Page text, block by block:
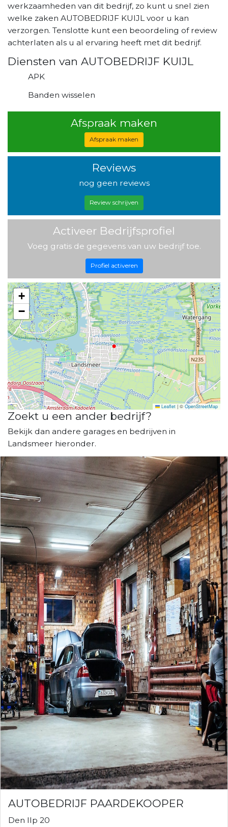
werkzaamheden van dit bedrijf, zo kunt u snel zien
welke zaken AUTOBEDRIJF KUIJL voor u kan
verzorgen. Tenslotte kunt een beoordeling of review
achterlaten als u al ervaring heeft met dit bedrijf.
Diensten van AUTOBEDRIJF KUIJL
APK
Banden wisselen
Afspraak maken
Afspraak maken
Reviews
nog geen reviews
Review schrijven
Activeer Bedrijfsprofiel
Voeg gratis de gegevens van uw bedrijf toe.
Profiel activeren
+
−
Leaflet | © OpenStreetMap
Zoekt u een ander bedrijf?
Bekijk dan andere garages en bedrijven in
Landsmeer hieronder.
AUTOBEDRIJF PAARDEKOOPER
Den Ilp 20